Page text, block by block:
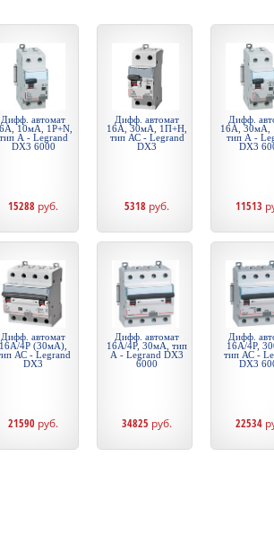
Дифф. автомат
10мА, 1P+N,
тип А - Legrand
DX3 6000
15288 руб.
Дифф. автомат
16А, 30мА, 1П+Н,
тип АС - Legrand
DX3
5318 руб.
Дифф.
16А, 30мА,
тип А -
DX3
11513
Дифф. автомат
16А/4P (30мА),
АС - Legrand
DX3
21590 руб.
Дифф. автомат
16А/4P, 30мА, тип
А - Legrand DX3
6000
34825 руб.
Дифф.
16А/4P,
тип АС -
DX3
22534